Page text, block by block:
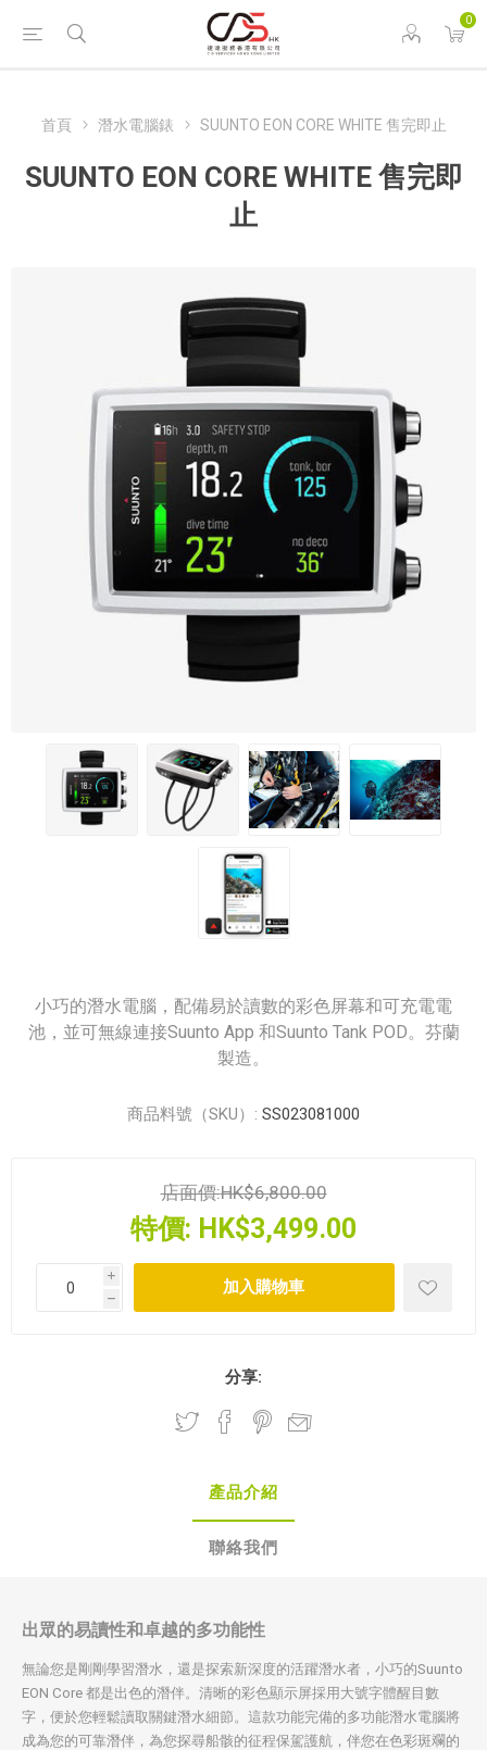
0
首頁 潛水電腦錶 SUUNTO EON CORE WHITE 售完即止
SUUNTO EON CORE WHITE 售完即
止
小巧的潛水電腦，配備易於讀數的彩色屏幕和可充電電
池，並可無線連接Suunto App 和Suunto Tank POD。芬蘭
製造。
商品料號（SKU）: SS023081000
店面價:HK$6,800.00
特價: HK$3,499.00
i
h
分享:
產品介紹
聯絡我們
出眾的易讀性和卓越的多功能性
無論您是剛剛學習潛水，還是探索新深度的活躍潛水者，小巧的Suunto
EON Core 都是出色的潛伴。清晰的彩色顯示屏採用大號字體醒目數​​
字，便於您輕鬆讀取關鍵潛水細節。這款功能完備的多功能潛水電腦將
成為您的可靠潛伴，為您探尋船骸的征程保駕護航，伴您在色彩斑斕的